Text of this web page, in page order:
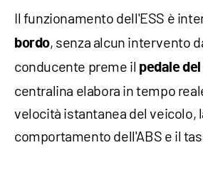
Il funzionamento dell'ESS è
bordo, senza alcun intervento
conducente preme il pedale
centralina elabora in tempo
velocità istantanea del veicolo,
comportamento dell'ABS e il